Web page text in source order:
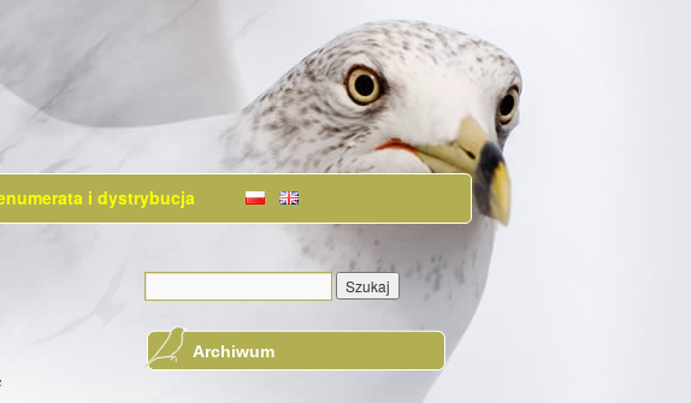
i dystrybucja
Archiwum